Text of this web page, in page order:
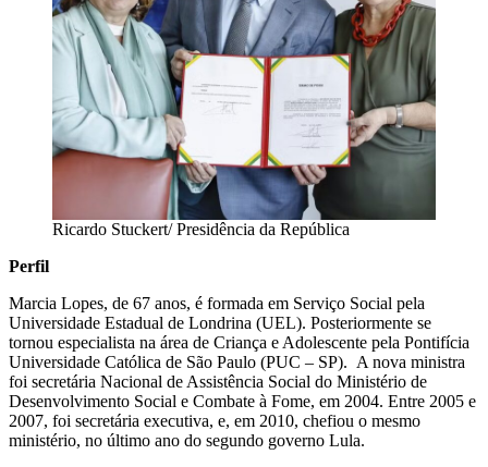
Ricardo Stuckert/ Presidência da República
Perfil
Marcia Lopes, de 67 anos, é formada em Serviço Social pela
Universidade Estadual de Londrina (UEL). Posteriormente se
tornou especialista na área de Criança e Adolescente pela Pontifícia
Universidade Católica de São Paulo (PUC – SP). A nova ministra
foi secretária Nacional de Assistência Social do Ministério de
Desenvolvimento Social e Combate à Fome, em 2004. Entre 2005 e
2007, foi secretária executiva, e, em 2010, chefiou o mesmo
ministério, no último ano do segundo governo Lula.